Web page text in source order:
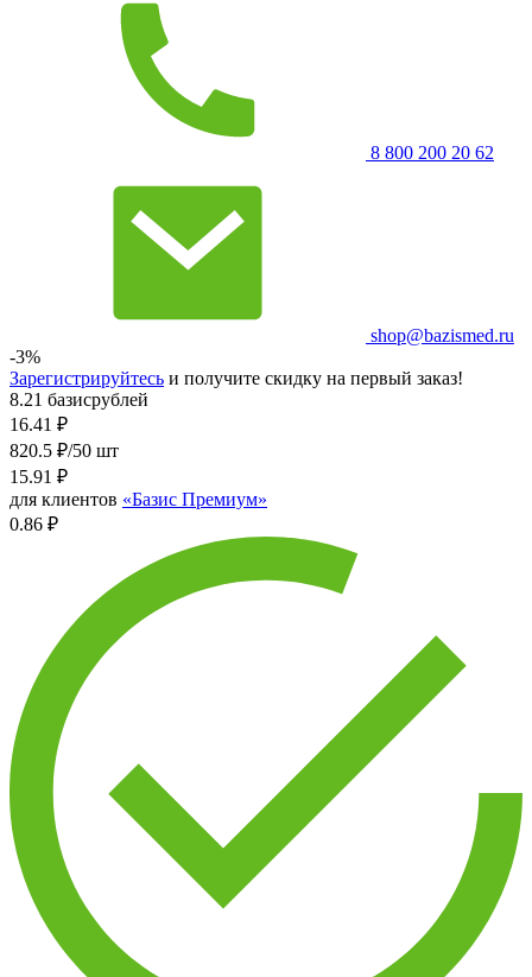
8 800 200 20 62
shop@bazismed.ru
-3%
Зарегистрируйтесь и получите скидку на первый заказ!
8.21 базисрублей
16.41 ₽
820.5 ₽/50 шт
15.91 ₽
для клиентов «Базис Премиум»
0.86 ₽